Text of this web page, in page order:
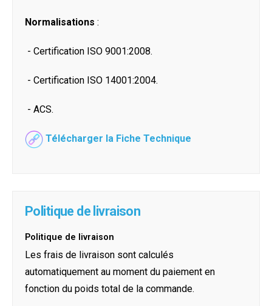
Normalisations :
- Certification ISO 9001:2008.
- Certification ISO 14001:2004.
- ACS.
Télécharger la Fiche Technique
Politique de livraison
Politique de livraison
Les frais de livraison sont calculés
automatiquement au moment du paiement en
fonction du poids total de la commande.